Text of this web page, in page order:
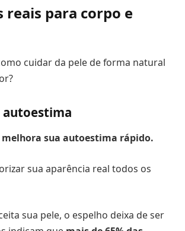
reais para corpo e
cuidar da pele de forma natural
sua autoestima rápido.
sua aparência real todos os
sua pele, o espelho deixa de ser